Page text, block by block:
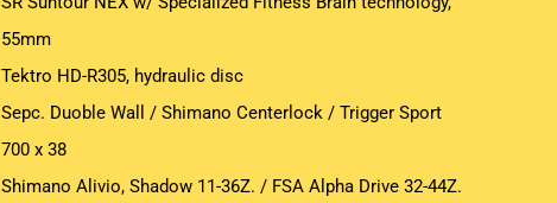
55mm
Tektro HD-R305, hydraulic disc
Sepc. Duoble Wall / Shimano Centerlock / Trigger Sport
700 x 38
Shimano Alivio, Shadow 11-36Z. / FSA Alpha Drive 32-44Z.